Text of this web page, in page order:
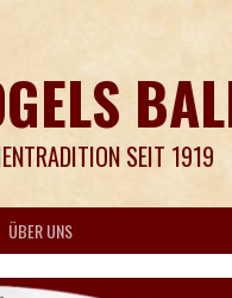
SEIT 1919
ÜBER UNS